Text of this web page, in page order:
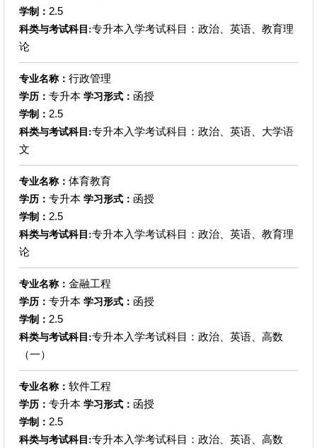
学制： 2.5
科类与考试科目:专升本入学考试科目：政治、英语、教育理
论
专业名称： 行政管理
学历： 专升本 学习形式： 函授
学制： 2.5
科类与考试科目:专升本入学考试科目：政治、英语、大学语
文
专业名称： 体育教育
学历： 专升本 学习形式： 函授
学制： 2.5
科类与考试科目:专升本入学考试科目：政治、英语、教育理
论
专业名称： 金融工程
学历： 专升本 学习形式： 函授
学制： 2.5
科类与考试科目:专升本入学考试科目：政治、英语、高数
（一）
专业名称： 软件工程
学历： 专升本 学习形式： 函授
学制： 2.5
科类与考试科目:专升本入学考试科目：政治、英语、高数